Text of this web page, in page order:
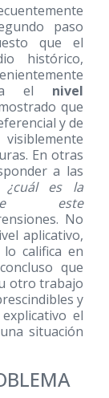
paso
que el
histórico,
el nivel
que
y de
En otras
a las
¿cuál es la
este
No
aplicativo,
califica en
que
otro trabajo
y
el
situación